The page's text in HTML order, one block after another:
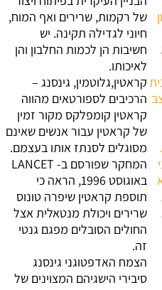
של רקמות, שרירים ואף המוח,
חיוני לגדילה תקינה. יש
חשיבות הן לכמות החלבון והן
לאיכותו.
קראטין,גלוטמין, גינסנג –
הרכיבים לספורטאים מהווה
קראטין קומפלקס מקור זמין
של קראטין עבור אנשים שאינם
מסוגלים לסנתז אותו בעצמם.
המחקר שפורסם ב- LANCET
באוגוסט 1996, הראה כי
תוספת קראטין שיפרה טונוס
שרירים ויכולת מנטאלית אצל
החולים הסובלים מפגם גנטי
זה.
הצמח האדפטוגני גינסנג
סיבירי הישגיהם המצוינים של